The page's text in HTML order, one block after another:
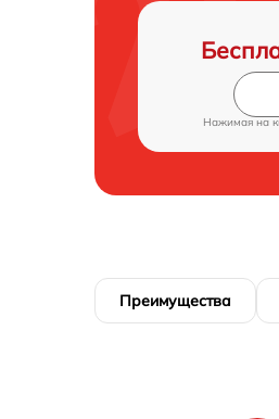
Нажимая на
Преимущества